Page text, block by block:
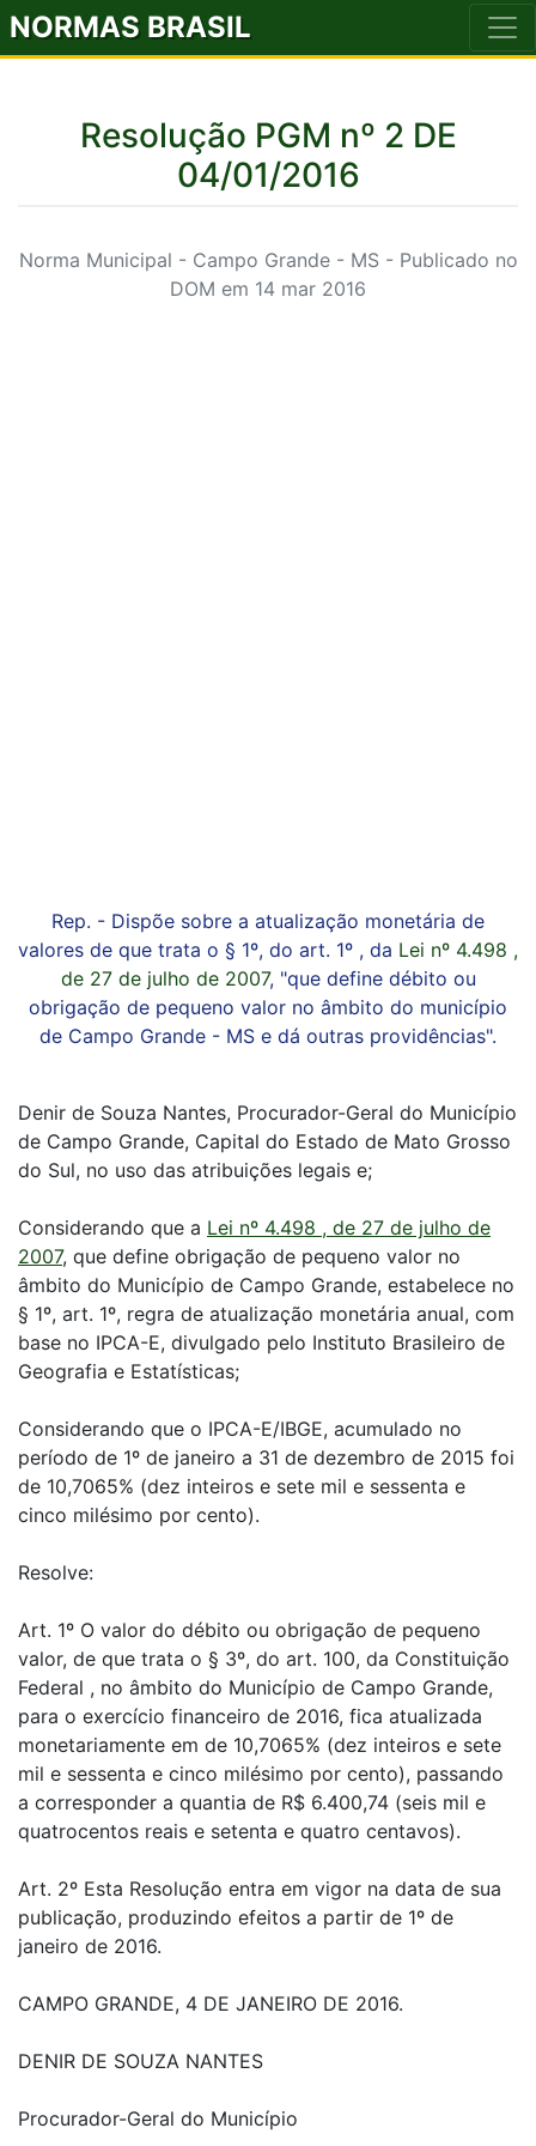
NORMAS BRASIL
Resolução PGM nº 2 DE
04/01/2016
Norma Municipal - Campo Grande - MS - Publicado no
DOM em 14 mar 2016
Rep. - Dispõe sobre a atualização monetária de
valores de que trata o § 1º, do art. 1º , da Lei nº 4.498 ,
de 27 de julho de 2007, "que define débito ou
obrigação de pequeno valor no âmbito do município
de Campo Grande - MS e dá outras providências".
Denir de Souza Nantes, Procurador-Geral do Município
de Campo Grande, Capital do Estado de Mato Grosso
do Sul, no uso das atribuições legais e;
Considerando que a Lei nº 4.498 , de 27 de julho de
2007, que define obrigação de pequeno valor no
âmbito do Município de Campo Grande, estabelece no
§ 1º, art. 1º, regra de atualização monetária anual, com
base no IPCA-E, divulgado pelo Instituto Brasileiro de
Geografia e Estatísticas;
Considerando que o IPCA-E/IBGE, acumulado no
período de 1º de janeiro a 31 de dezembro de 2015 foi
de 10,7065% (dez inteiros e sete mil e sessenta e
cinco milésimo por cento).
Resolve:
Art. 1º O valor do débito ou obrigação de pequeno
valor, de que trata o § 3º, do art. 100, da Constituição
Federal , no âmbito do Município de Campo Grande,
para o exercício financeiro de 2016, fica atualizada
monetariamente em de 10,7065% (dez inteiros e sete
mil e sessenta e cinco milésimo por cento), passando
a corresponder a quantia de R$ 6.400,74 (seis mil e
quatrocentos reais e setenta e quatro centavos).
Art. 2º Esta Resolução entra em vigor na data de sua
publicação, produzindo efeitos a partir de 1º de
janeiro de 2016.
CAMPO GRANDE, 4 DE JANEIRO DE 2016.
DENIR DE SOUZA NANTES
Procurador-Geral do Município